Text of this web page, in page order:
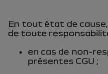
En tout état de
de toute
en cas de non-
présentes CGU ;